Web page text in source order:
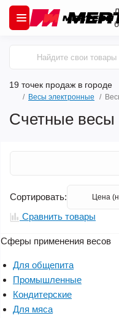
19 точек продаж в городе
Весы электронные
Cчетные весы
Сортировать:
Сравнить товары
Сферы применения весов
Для общепита
Промышленные
Кондитерские
Для мяса